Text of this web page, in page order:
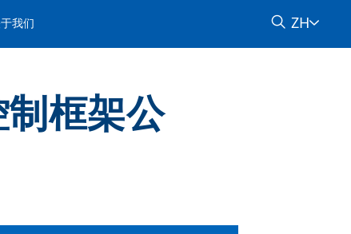
我们 ZH
框架公